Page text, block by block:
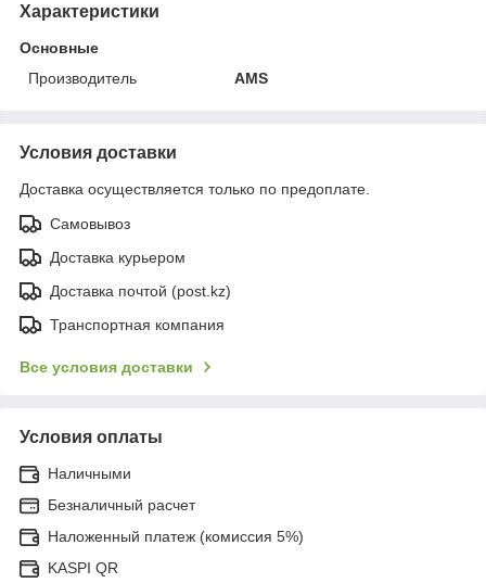
Характеристики
Основные
Производитель
AMS
Условия доставки
Доставка осуществляется только по предоплате.
Самовывоз
Доставка курьером
Доставка почтой (post.kz)
Транспортная компания
Все условия доставки
Условия оплаты
Наличными
Безналичный расчет
Наложенный платеж (комиссия 5%)
KASPI QR